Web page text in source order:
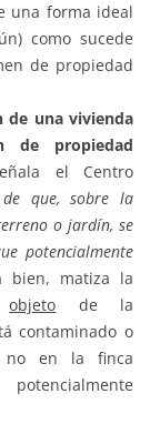
una forma ideal
como sucede
de propiedad
de una vivienda
de propiedad
el Centro
que, sobre la
o jardín, se
potencialmente
bien, matiza la
objeto de la
contaminado o
en la finca